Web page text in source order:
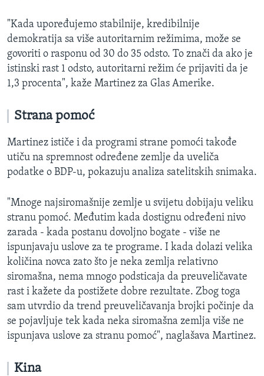
"Kada upoređujemo stabilnije, kredibilnije
demokratija sa više autoritarnim režimima, može se
govoriti o rasponu od 30 do 35 odsto. To znači da ako je
istinski rast 1 odsto, autoritarni režim će prijaviti da je
1,3 procenta", kaže Martinez za Glas Amerike.
Strana pomoć
Martinez ističe i da programi strane pomoći takođe
utiču na spremnost određene zemlje da uveliča
podatke o BDP-u, pokazuju analiza satelitskih snimaka.
"Mnoge najsiromašnije zemlje u svijetu dobijaju veliku
stranu pomoć. Međutim kada dostignu određeni nivo
zarada - kada postanu dovoljno bogate - više ne
ispunjavaju uslove za te programe. I kada dolazi velika
količina novca zato što je neka zemlja relativno
siromašna, nema mnogo podsticaja da preuveličavate
rast i kažete da postižete dobre rezultate. Zbog toga
sam utvrdio da trend preuveličavanja brojki počinje da
se pojavljuje tek kada neka siromašna zemlja više ne
ispunjava uslove za stranu pomoć", naglašava Martinez.
Kina